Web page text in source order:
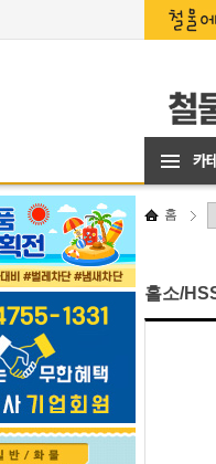
홈
홀소/